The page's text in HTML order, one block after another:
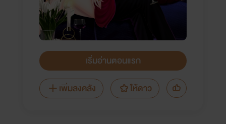
เริ่มอ่านตอนแรก
เพิ่มลงคลัง
ให้ดาว